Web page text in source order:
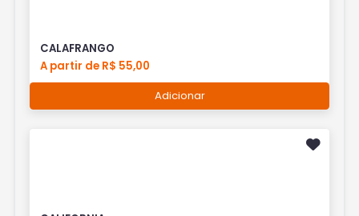
CALAFRANGO
A partir de R$ 55,00
Adicionar